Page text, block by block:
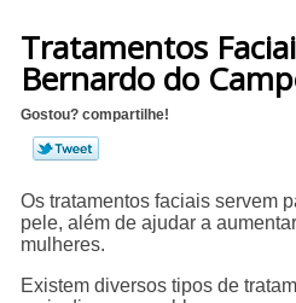
Tratamentos
Bernardo do
Gostou? compartilhe!
Os tratamentos faciais servem
pele, além de ajudar a
mulheres.
Existem diversos tipos de